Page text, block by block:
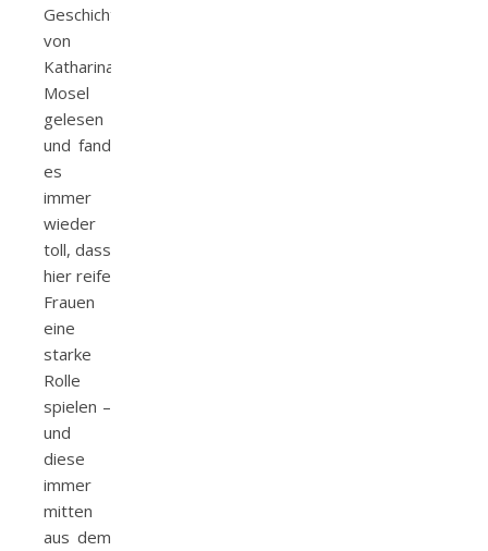
Geschichten
von
Katharina
Mosel
gelesen
und fand
es
immer
wieder
toll, dass
hier reife
Frauen
eine
starke
Rolle
spielen –
und
diese
immer
mitten
aus dem